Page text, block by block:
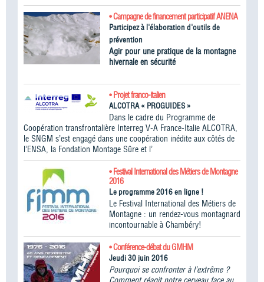
• Campagne de financement participatif ANENA
Participez à l'élaboration d'outils de
prévention
Agir pour une pratique de la montagne
hivernale en sécurité
• Projet franco-italien
ALCOTRA « PROGUIDES »
Dans le cadre du Programme de
Coopération transfrontalière Interreg V-A France-Italie ALCOTRA,
le SNGM s’est engagé dans une coopération inédite aux côtés de
l’ENSA, la Fondation Montage Sûre et l’
• Festival International des Métiers de Montagne
2016
Le programme 2016 en ligne !
Le Festival International des Métiers de
Montagne : un rendez-vous montagnard
incontournable à Chambéry!
• Conférence-débat du GMHM
Jeudi 30 juin 2016
Pourquoi se confronter à l’extrême ?